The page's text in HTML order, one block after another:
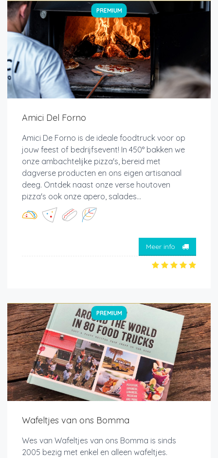
PREMIUM
Amici Del Forno
Amici De Forno is de ideale foodtruck voor op
jouw feest of bedrijfsevent! In 450° bakken we
onze ambachtelijke pizza's, bereid met
dagverse producten en ons eigen artisanaal
deeg. Ontdek naast onze verse houtoven
pizza's ook onze apero, salades...
Meer info
PREMIUM
Wafeltjes van ons Bomma
Wes van Wafeltjes van ons Bomma is sinds
2005 bezig met enkel en alleen wafeltjes.